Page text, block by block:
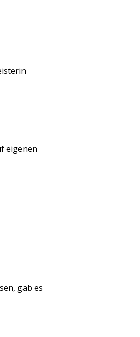
eigenen
gab es